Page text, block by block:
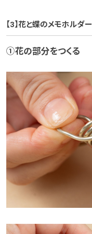
【3】花と蝶のメモホルダー
①花の部分をつくる